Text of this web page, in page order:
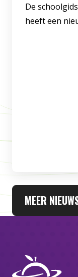
De
heeft een
MEER